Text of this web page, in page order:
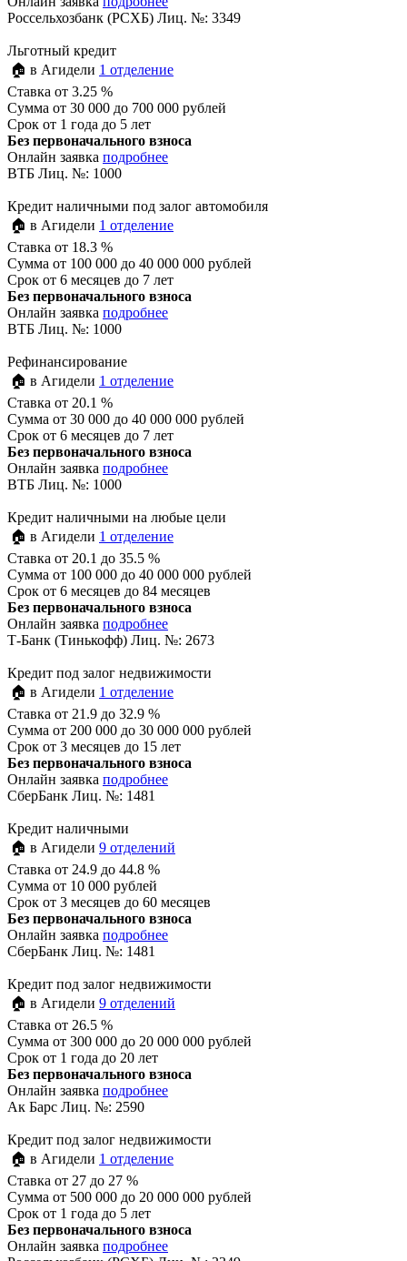
Россельхозбанк (РСХБ) Лиц. №: 3349
Льготный кредит
🏠 в Агидели 1 отделение
Ставка от 3.25 %
Сумма от 30 000 до 700 000 рублей
Срок от 1 года до 5 лет
Без первоначального взноса
Онлайн заявка подробнее
ВТБ Лиц. №: 1000
Кредит наличными под залог автомобиля
🏠 в Агидели 1 отделение
Ставка от 18.3 %
Сумма от 100 000 до 40 000 000 рублей
Срок от 6 месяцев до 7 лет
Без первоначального взноса
Онлайн заявка подробнее
ВТБ Лиц. №: 1000
Рефинансирование
🏠 в Агидели 1 отделение
Ставка от 20.1 %
Сумма от 30 000 до 40 000 000 рублей
Срок от 6 месяцев до 7 лет
Без первоначального взноса
Онлайн заявка подробнее
ВТБ Лиц. №: 1000
Кредит наличными на любые цели
🏠 в Агидели 1 отделение
Ставка от 20.1 до 35.5 %
Сумма от 100 000 до 40 000 000 рублей
Срок от 6 месяцев до 84 месяцев
Без первоначального взноса
Онлайн заявка подробнее
Т-Банк (Тинькофф) Лиц. №: 2673
Кредит под залог недвижимости
🏠 в Агидели 1 отделение
Ставка от 21.9 до 32.9 %
Сумма от 200 000 до 30 000 000 рублей
Срок от 3 месяцев до 15 лет
Без первоначального взноса
Онлайн заявка подробнее
СберБанк Лиц. №: 1481
Кредит наличными
🏠 в Агидели 9 отделений
Ставка от 24.9 до 44.8 %
Сумма от 10 000 рублей
Срок от 3 месяцев до 60 месяцев
Без первоначального взноса
Онлайн заявка подробнее
СберБанк Лиц. №: 1481
Кредит под залог недвижимости
🏠 в Агидели 9 отделений
Ставка от 26.5 %
Сумма от 300 000 до 20 000 000 рублей
Срок от 1 года до 20 лет
Без первоначального взноса
Онлайн заявка подробнее
Ак Барс Лиц. №: 2590
Кредит под залог недвижимости
🏠 в Агидели 1 отделение
Ставка от 27 до 27 %
Сумма от 500 000 до 20 000 000 рублей
Срок от 1 года до 5 лет
Без первоначального взноса
Онлайн заявка подробнее